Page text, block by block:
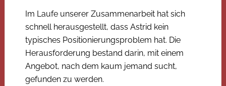
Im Laufe unserer Zusammenarbeit hat sich
schnell herausgestellt, dass Astrid kein
typisches Positionierungsproblem hat. Die
Herausforderung bestand darin, mit einem
Angebot, nach dem kaum jemand sucht,
gefunden zu werden.